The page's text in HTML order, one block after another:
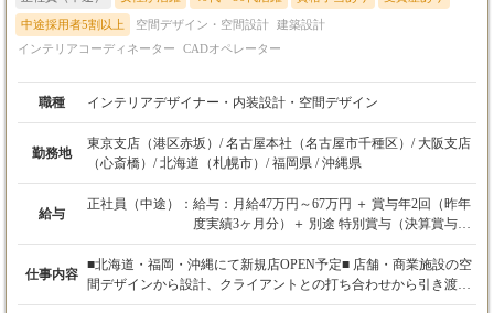
中途採用者5割以上 空間デザイン・空間設計 建築設計
インテリアコーディネーター
CADオペレーター
職種 インテリアデザイナー・内装設計・空間デザイン
勤務地
東京支店（港区赤坂）/ 名古屋本社（名古屋市千種区）/ 大阪支店
（心斎橋）/ 北海道（札幌市）/ 福岡県 / 沖縄県
給与
正社員（中途）： 給与：月給47万円～67万円 ＋ 賞与年2回（昨年
度実績3ヶ月分）＋ 別途 特別賞与（決算賞与）
あり
※経験、能力、前職の給与などを最大限考慮
し、給与額を決定いたします。
仕事内容
■北海道・福岡・沖縄にて新規店OPEN予定■ 店舗・商業施設の空
間デザインから設計、クライアントとの打ち合わせから引き渡し
まで、一貫して携わっていただきます！ お客様の夢を形にし、多